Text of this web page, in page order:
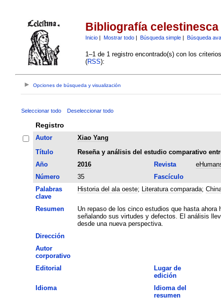
Bibliografía celestinesca
Inicio| Mostrar todo| Búsqueda simple| Búsqueda
1–1 de 1 registro encontrado(s) con los
(RSS):
Opciones de búsqueda y visualización
Seleccionar todo Deseleccionar todo
Registro
Autor
Xiao Yang
Título
Reseña y análisis del estudio comparativo
Año
2016 Revista
Número
35
Fascículo
Palabras
clave
Historia del ala oeste; Literatura comparada;
Resumen
Un repaso de los cinco estudios que hasta ahora
señalando sus virtudes y defectos. El análisis
desde una nueva perspectiva.
Dirección
Autor
corporativo
Editorial
Lugar de
edición
Idioma
Idioma del
resumen